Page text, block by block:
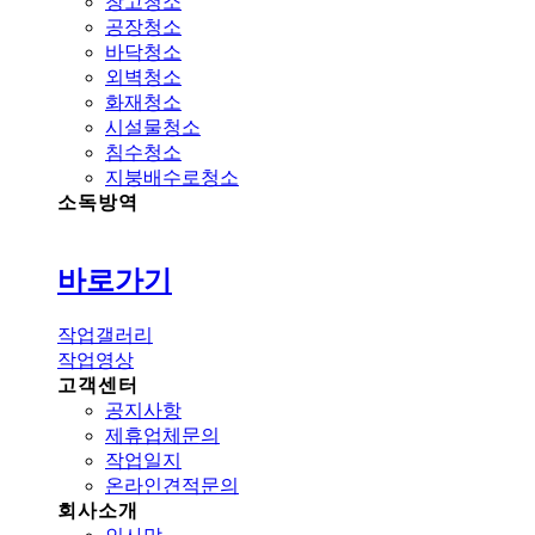
공장청소
바닥청소
외벽청소
화재청소
시설물청소
침수청소
지붕배수로청소
소독방역
바로가기
작업갤러리
작업영상
고객센터
공지사항
제휴업체문의
작업일지
온라인견적문의
회사소개